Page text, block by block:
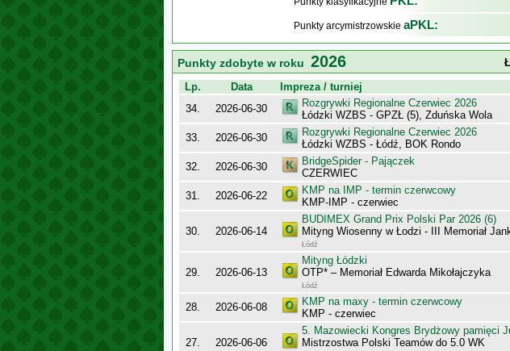
Punkty arcymistrzowskie aPKL:
Punkty zdobyte w roku 2026
Lp. Data Impreza / turniej
34.
2026-06-30
Rozgrywki Regionalne Czerwiec 2026
Łódzki WZBS - GPZŁ (5), Zduńska Wola
33. 2026-06-30
Rozgrywki Regionalne Czerwiec 2026
Łódzki WZBS - Łódź, BOK Rondo
32. 2026-06-30
BridgeSpider - Pajączek
CZERWIEC
31. 2026-06-22
KMP na IMP - termin czerwcowy
KMP-IMP - czerwiec
30. 2026-06-14
BUDIMEX Grand Prix Polski Par 2026 (6)
Mityng Wiosenny w Łodzi - III Memoriał
Łódź
29. 2026-06-13
Mityng Łódzki
OTP* – Memoriał Edwarda Mikołajczyka
Łódź
28. 2026-06-08
KMP na maxy - termin czerwcowy
KMP - czerwiec
27. 2026-06-06
5. Mazowiecki Kongres Brydżowy pamięci
Mistrzostwa Polski Teamów do 5.0 WK